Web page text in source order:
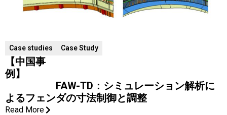
Case studies Case Study
【中国事
例】
FAW-TD：シミュレーション解析に
よるフェンダの寸法制御と調整
Read More